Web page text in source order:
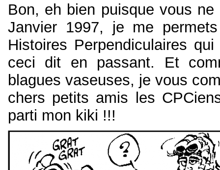
Bon, eh bien puisque vous
Janvier 1997, je me
Histoires Perpendiculaires
ceci dit en passant. Et
blagues vaseuses, je vous
chers petits amis les
parti mon kiki !!!